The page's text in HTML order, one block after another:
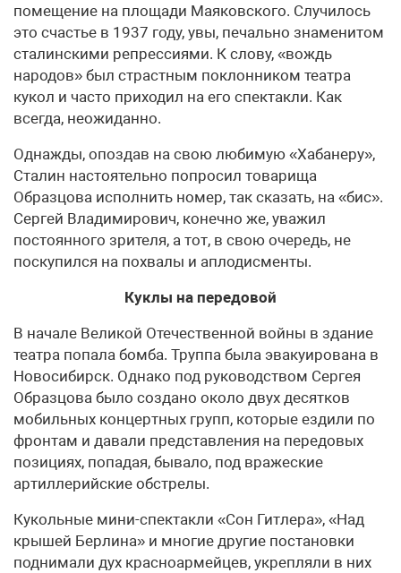
помещение на площади Маяковского. Случилось
это счастье в 1937 году, увы, печально знаменитом
сталинскими репрессиями. К слову, «вождь
народов» был страстным поклонником театра
кукол и часто приходил на его спектакли. Как
всегда, неожиданно.
Однажды, опоздав на свою любимую «Хабанеру»,
Сталин настоятельно попросил товарища
Образцова исполнить номер, так сказать, на «бис».
Сергей Владимирович, конечно же, уважил
постоянного зрителя, а тот, в свою очередь, не
поскупился на похвалы и аплодисменты.
Куклы на передовой
В начале Великой Отечественной войны в здание
театра попала бомба. Труппа была эвакуирована в
Новосибирск. Однако под руководством Сергея
Образцова было создано около двух десятков
мобильных концертных групп, которые ездили по
фронтам и давали представления на передовых
позициях, попадая, бывало, под вражеские
артиллерийские обстрелы.
Кукольные мини-спектакли «Сон Гитлера», «Над
крышей Берлина» и многие другие постановки
поднимали дух красноармейцев, укрепляли в них